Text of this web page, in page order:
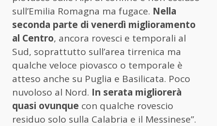
sull’Emilia Romagna ma fugace. Nella
seconda parte di venerdì miglioramento
al Centro, ancora rovesci e temporali al
Sud, soprattutto sull’area tirrenica ma
qualche veloce piovasco o temporale è
atteso anche su Puglia e Basilicata. Poco
nuvoloso al Nord. In serata migliorerà
quasi ovunque con qualche rovescio
residuo solo sulla Calabria e il Messinese”.